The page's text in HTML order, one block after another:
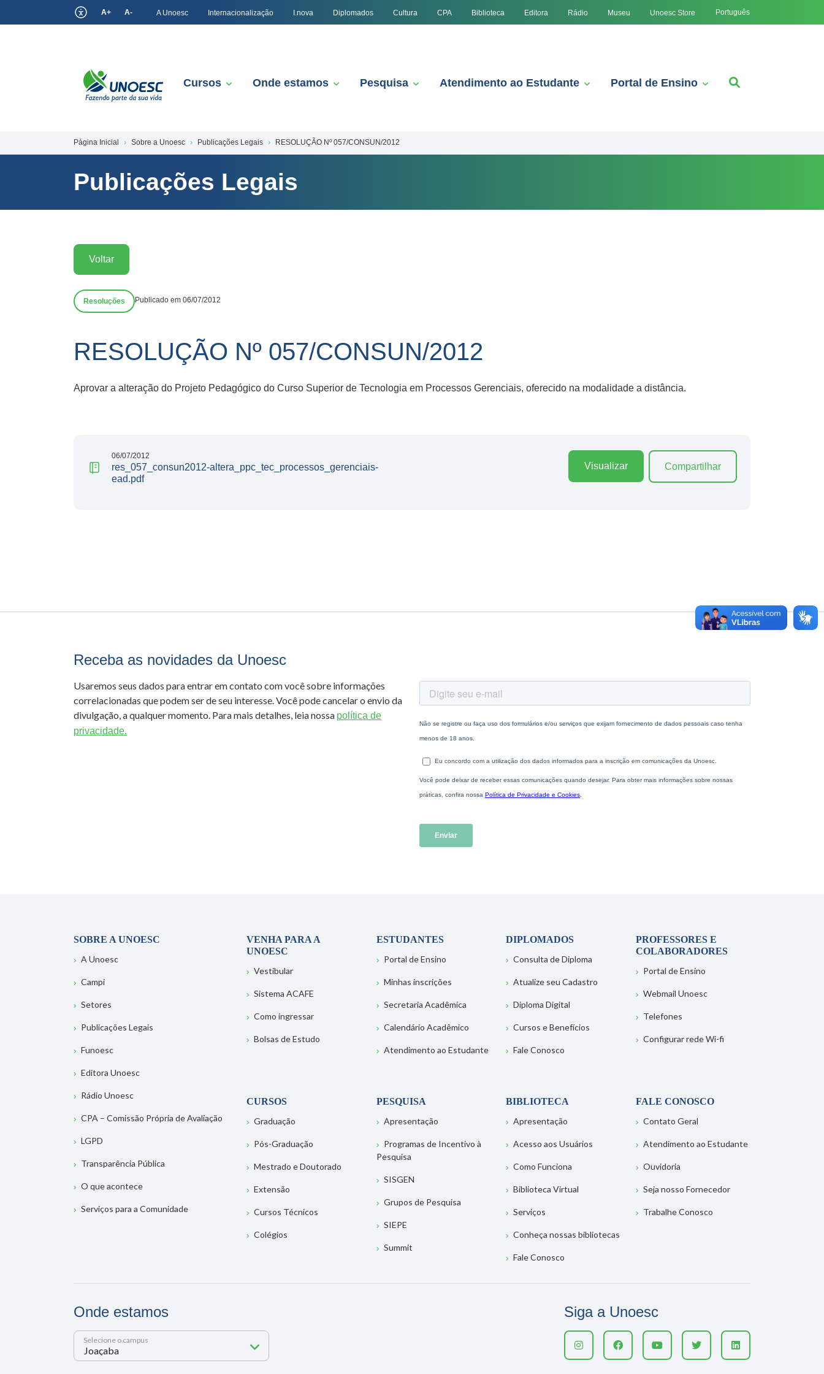
A+ A- A Unoesc Internacionalização I.nova Diplomados Cultura CPA Biblioteca Editora Rádio Museu Unoesc Store Português
Cursos Onde estamos Pesquisa Atendimento ao Estudante Portal de Ensino
Página Inicial Sobre a Unoesc Publicações Legais RESOLUÇÃO Nº 057/CONSUN/2012
Publicações Legais
Voltar
Resoluções Publicado em 06/07/2012
RESOLUÇÃO Nº 057/CONSUN/2012
Aprovar a alteração do Projeto Pedagógico do Curso Superior de Tecnologia em Processos Gerenciais, oferecido na modalidade a distância.
06/07/2012
res_057_consun2012-altera_ppc_tec_processos_gerenciais-
ead.pdf
Visualizar Compartilhar
Receba as novidades da Unoesc
Usaremos seus dados para entrar em contato com você sobre informações
correlacionadas que podem ser de seu interesse. Você pode cancelar o envio da
divulgação, a qualquer momento. Para mais detalhes, leia nossa política de
privacidade.
SOBRE A UNOESC
A Unoesc
Campi
Setores
Publicações Legais
Funoesc
Editora Unoesc
Rádio Unoesc
CPA – Comissão Própria de Avaliação
LGPD
Transparência Pública
O que acontece
Serviços para a Comunidade
VENHA PARA A
UNOESC
Vestibular
Sistema ACAFE
Como ingressar
Bolsas de Estudo
ESTUDANTES
Portal de Ensino
Minhas inscrições
Secretaria Acadêmica
Calendário Acadêmico
Atendimento ao Estudante
DIPLOMADOS
Consulta de Diploma
Atualize seu Cadastro
Diploma Digital
Cursos e Benefícios
Fale Conosco
PROFESSORES E
COLABORADORES
Portal de Ensino
Webmail Unoesc
Telefones
Configurar rede Wi-fi
CURSOS
Graduação
Pós-Graduação
Mestrado e Doutorado
Extensão
Cursos Técnicos
Colégios
PESQUISA
Apresentação
Programas de Incentivo à
Pesquisa
SISGEN
Grupos de Pesquisa
SIEPE
Summit
BIBLIOTECA
Apresentação
Acesso aos Usuários
Como Funciona
Biblioteca Virtual
Serviços
Conheça nossas bibliotecas
Fale Conosco
FALE CONOSCO
Contato Geral
Atendimento ao Estudante
Ouvidoria
Seja nosso Fornecedor
Trabalhe Conosco
Onde estamos
Selecione o campus
Siga a Unoesc